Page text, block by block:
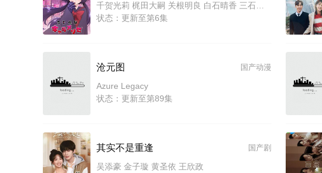
状态：更新至第6集
国产动漫
沧元图
Azure Legacy
状态：更新至第89集
国产剧
其实不是重逢
吴添豪 金子璇 黄圣依 王欣政